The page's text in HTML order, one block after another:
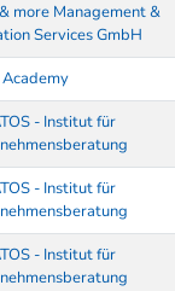
more Management &
Services GmbH
Academy
- Institut für
- Institut für
- Institut für